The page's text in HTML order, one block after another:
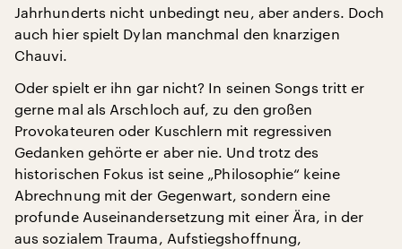
Jahrhunderts nicht unbedingt neu, aber anders. Doch
auch hier spielt Dylan manchmal den knarzigen
Chauvi.
Oder spielt er ihn gar nicht? In seinen Songs tritt er
gerne mal als Arschloch auf, zu den großen
Provokateuren oder Kuschlern mit regressiven
Gedanken gehörte er aber nie. Und trotz des
historischen Fokus ist seine „Philosophie“ keine
Abrechnung mit der Gegenwart, sondern eine
profunde Auseinandersetzung mit einer Ära, in der
aus sozialem Trauma, Aufstiegshoffnung,